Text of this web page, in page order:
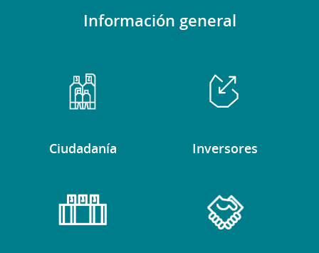
Información general
Ciudadanía Inversores